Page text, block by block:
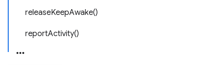
releaseKeepAwake()
reportActivity()